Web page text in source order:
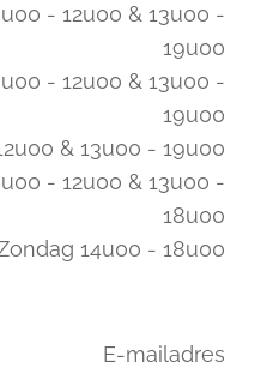
- 12u00 & 13u00 -
19u00
- 12u00 & 13u00 -
19u00
& 13u00 - 19u00
- 12u00 & 13u00 -
18u00
14u00 - 18u00
E-mailadres